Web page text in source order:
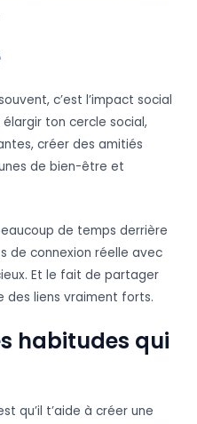
c’est l’impact social
élargir ton cercle social,
créer des amitiés
de bien-être et
de temps derrière
de connexion réelle avec
Et le fait de partager
liens vraiment forts.
habitudes qui
qu’il t’aide à créer une